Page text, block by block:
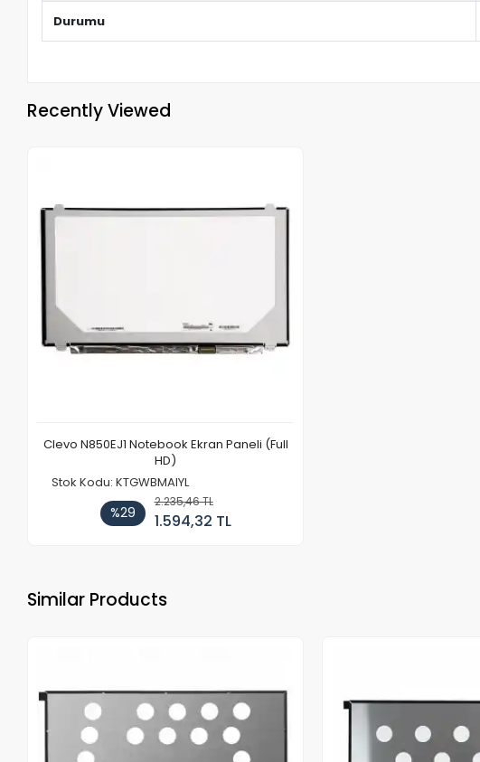
Durumu
Recently Viewed
Clevo N850EJ1 Notebook Ekran Paneli (Full
HD)
Stok Kodu: KTGWBMAIYL
%29
2.235,46 TL
1.594,32 TL
Similar Products